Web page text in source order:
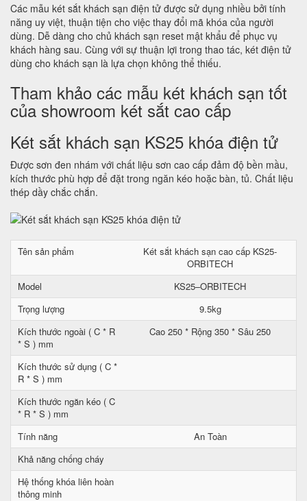
Các mẫu két sắt khách sạn điện tử được sử dụng nhiều bởi tính
năng uy việt, thuận tiện cho việc thay đổi mã khóa của người
dùng. Dễ dàng cho chủ khách sạn reset mật khẩu để phục vụ
khách hàng sau. Cùng với sự thuận lợi trong thao tác, két điện tử
dùng cho khách sạn là lựa chọn không thể thiếu.
Tham khảo các mẫu két khách sạn tốt
của showroom két sắt cao cấp
Két sắt khách sạn KS25 khóa điện tử
Được sơn đen nhám với chất liệu sơn cao cấp đảm độ bền mầu,
kích thước phù hợp để đặt trong ngăn kéo hoặc bàn, tủ. Chất liệu
thép dầy chắc chắn.
Tên sản phẩm
Két sắt khách sạn cao cấp KS25-
ORBITECH
Model
KS25–ORBITECH
Trọng lượng
9.5kg
Kích thước ngoài ( C * R
* S ) mm
Cao 250 * Rộng 350 * Sâu 250
Kích thước sử dụng ( C *
R * S ) mm
Kích thước ngăn kéo ( C
* R * S ) mm
Tính năng
An Toàn
Khả năng chống cháy
Hệ thống khóa liên hoàn
thông minh